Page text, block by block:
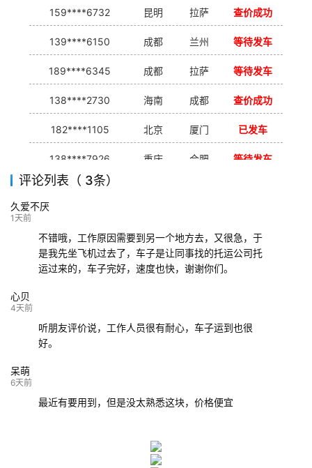
159****6732 昆明 拉萨 查价成功
139****6150 成都 兰州 等待发车
189****6345 成都 拉萨 等待发车
138****2730 海南 成都 查价成功
182****1105 北京 厦门 已发车
138****7926 重庆 合肥 等待发车
139****9233
评论列表（ 3条）
久爱不厌
1天前
不错哦，工作原因需要到另一个地方去，又很急，于
是我先坐飞机过去了，车子是让同事找的托运公司托
运过来的，车子完好，速度也快，谢谢你们。
心贝
4天前
听朋友评价说，工作人员很有耐心，车子运到也很
好。
呆萌
6天前
最近有要用到，但是没太熟悉这块，价格便宜